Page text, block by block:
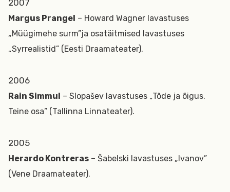
2007
Margus Prangel – Howard Wagner lavastuses
„Müügimehe surm”ja osatäitmised lavastuses
„Syrrealistid” (Eesti Draamateater).
2006
Rain Simmul – Slopašev lavastuses „Tõde ja õigus.
Teine osa” (Tallinna Linnateater).
2005
Herardo Kontreras – Šabelski lavastuses „Ivanov”
(Vene Draamateater).